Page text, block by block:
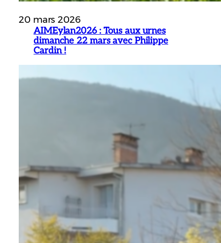
20 mars 2026
AIMEylan2026 : Tous aux urnes
dimanche 22 mars avec Philippe
Cardin !